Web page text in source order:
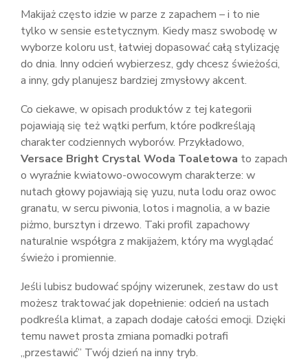
Makijaż często idzie w parze z zapachem – i to nie
tylko w sensie estetycznym. Kiedy masz swobodę w
wyborze koloru ust, łatwiej dopasować całą stylizację
do dnia. Inny odcień wybierzesz, gdy chcesz świeżości,
a inny, gdy planujesz bardziej zmysłowy akcent.
Co ciekawe, w opisach produktów z tej kategorii
pojawiają się też wątki perfum, które podkreślają
charakter codziennych wyborów. Przykładowo,
Versace Bright Crystal Woda Toaletowa to zapach
o wyraźnie kwiatowo-owocowym charakterze: w
nutach głowy pojawiają się yuzu, nuta lodu oraz owoc
granatu, w sercu piwonia, lotos i magnolia, a w bazie
piżmo, bursztyn i drzewo. Taki profil zapachowy
naturalnie współgra z makijażem, który ma wyglądać
świeżo i promiennie.
Jeśli lubisz budować spójny wizerunek, zestaw do ust
możesz traktować jak dopełnienie: odcień na ustach
podkreśla klimat, a zapach dodaje całości emocji. Dzięki
temu nawet prosta zmiana pomadki potrafi
„przestawić” Twój dzień na inny tryb.